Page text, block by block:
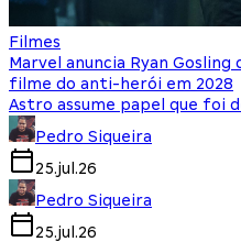
Filmes
Marvel anuncia Ryan
filme do anti-herói em 2028
Astro assume papel que foi
Pedro Siqueira
25.jul.26
Pedro Siqueira
25.jul.26